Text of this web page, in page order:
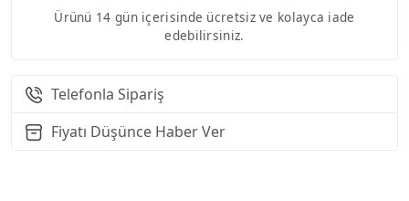
Ürünü 14 gün içerisinde ücretsiz ve kolayca iade
edebilirsiniz.
Telefonla Sipariş
Fiyatı Düşünce Haber Ver